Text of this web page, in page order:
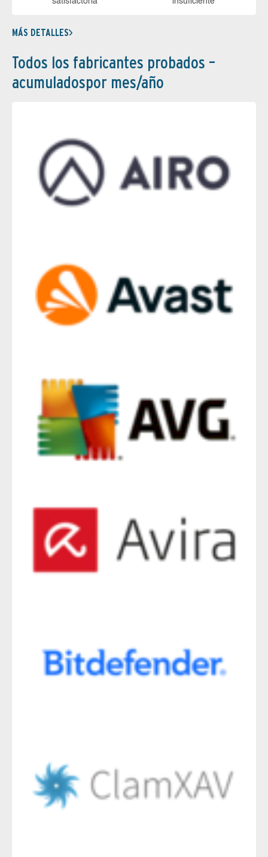
MÁS DETALLES
Todos los fabricantes probados –
acumuladospor mes/año